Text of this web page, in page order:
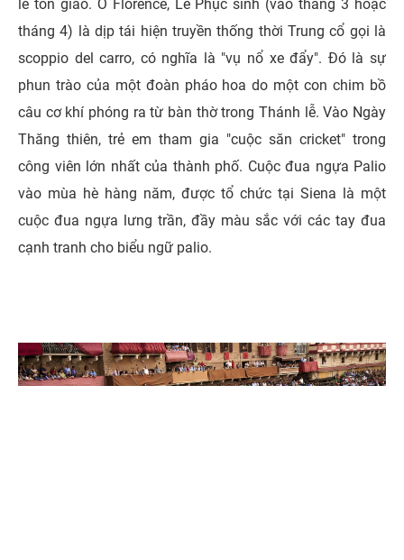
lễ tôn giáo. Ở Florence, Lễ Phục sinh (vào tháng 3 hoặc
tháng 4) là dịp tái hiện truyền thống thời Trung cổ gọi là
scoppio del carro, có nghĩa là "vụ nổ xe đẩy". Đó là sự
phun trào của một đoàn pháo hoa do một con chim bồ
câu cơ khí phóng ra từ bàn thờ trong Thánh lễ. Vào Ngày
Thăng thiên, trẻ em tham gia "cuộc săn cricket" trong
công viên lớn nhất của thành phố. Cuộc đua ngựa Palio
vào mùa hè hàng năm, được tổ chức tại Siena là một
cuộc đua ngựa lưng trần, đầy màu sắc với các tay đua
cạnh tranh cho biểu ngữ palio.